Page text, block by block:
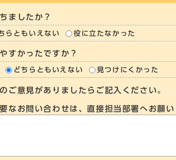
ましたか？
らともいえない 役に立たなかった
すかったですか？
どちらともいえない 見つけにくかった
ご意見がありましたらご記入ください。
なお問い合わせは、直接担当部署へお願